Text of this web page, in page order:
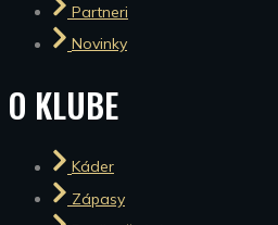
Partneri
Novinky
O KLUBE
Káder
Zápasy